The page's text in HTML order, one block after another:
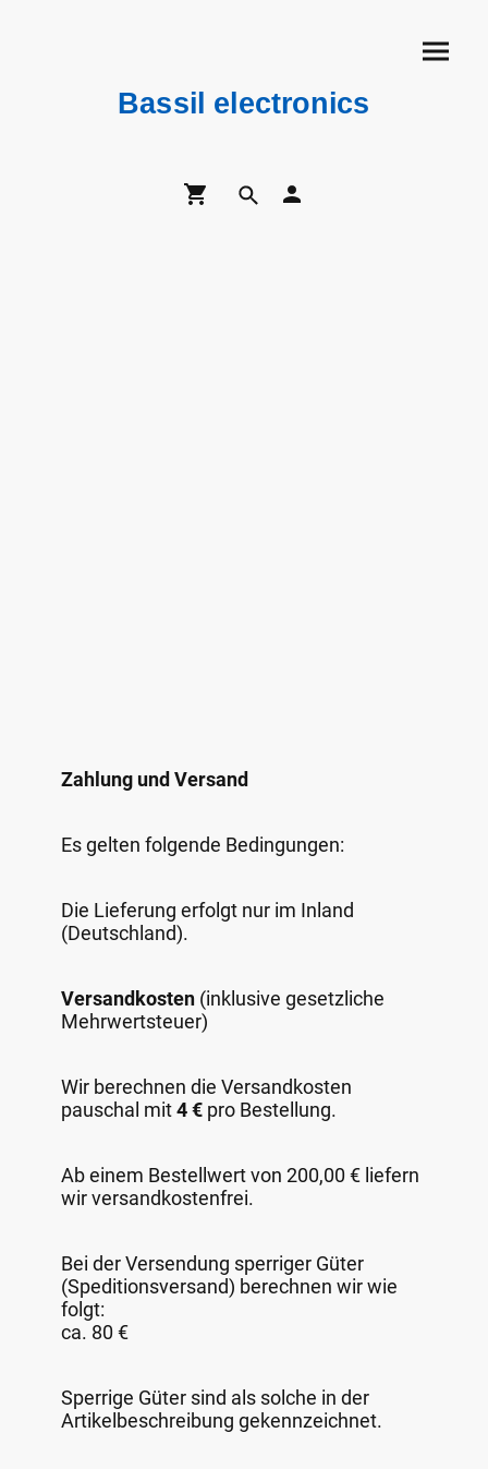
Bassil electronics
Zahlung und Versand
Es gelten folgende Bedingungen:
Die Lieferung erfolgt nur im Inland
(Deutschland).
Versandkosten (inklusive gesetzliche
Mehrwertsteuer)
Wir berechnen die Versandkosten
pauschal mit4 € pro Bestellung.
Ab einem Bestellwert von 200,00 € liefern
wir versandkostenfrei.
Bei der Versendung sperriger Güter
(Speditionsversand) berechnen wir wie
folgt:
ca. 80 €
Sperrige Güter sind als solche in der
Artikelbeschreibung gekennzeichnet.